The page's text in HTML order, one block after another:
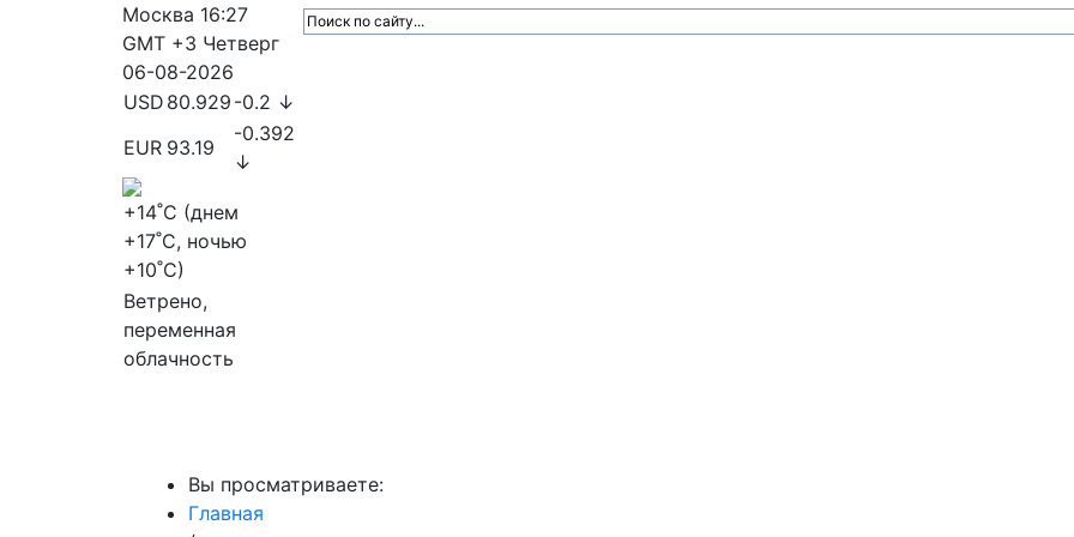
Москва 16:27
GMT +3 Четверг
06-08-2026
USD 80.929 -0.2 ↓
EUR 93.19
-0.392
↓
+14˚C (днем
+17˚C, ночью
+10˚C)
Ветрено,
переменная
облачность
Вы просматриваете:
Главная